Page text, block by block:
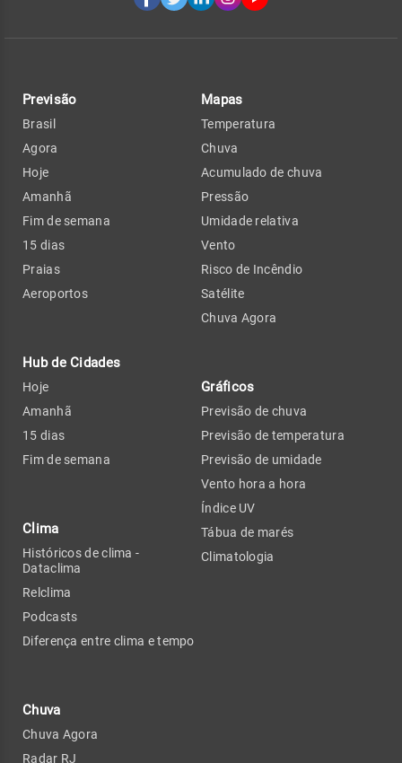
Previsão
Brasil
Agora
Hoje
Amanhã
Fim de semana
15 dias
Praias
Aeroportos
Hub de Cidades
Hoje
Amanhã
15 dias
Fim de semana
Clima
Históricos de clima -
Dataclima
Relclima
Podcasts
Diferença entre clima e tempo
Chuva
Chuva Agora
Radar RJ
Mapas
Temperatura
Chuva
Acumulado de chuva
Pressão
Umidade relativa
Vento
Risco de Incêndio
Satélite
Chuva Agora
Gráficos
Previsão de chuva
Previsão de temperatura
Previsão de umidade
Vento hora a hora
Índice UV
Tábua de marés
Climatologia